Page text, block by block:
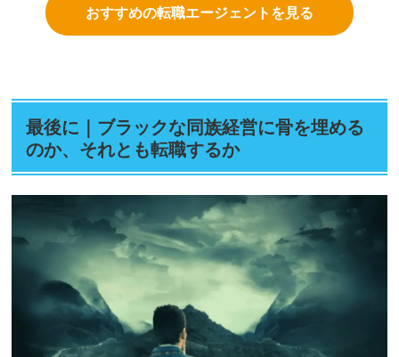
おすすめの転職エージェントを見る
最後に｜ブラックな同族経営に骨を埋める
のか、それとも転職するか